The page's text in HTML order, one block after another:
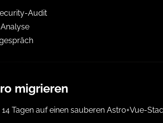
Audit
migrieren
Tagen auf einen sauberen Astro+Vue-